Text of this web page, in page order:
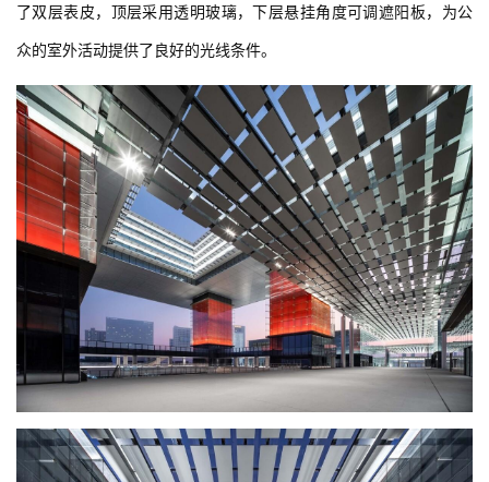
了双层表皮，顶层采用透明玻璃，下层悬挂角度可调遮阳板，为公
众的室外活动提供了良好的光线条件。